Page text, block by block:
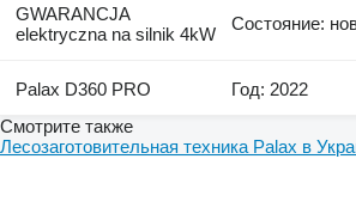
GWARANCJA
elektryczna na silnik 4kW
Состояние:
Palax D360 PRO Год: 2022
Смотрите также
Лесозаготовительная техника Palax в